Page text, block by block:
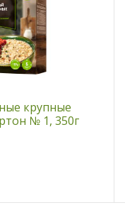
крупные
№ 1, 350г